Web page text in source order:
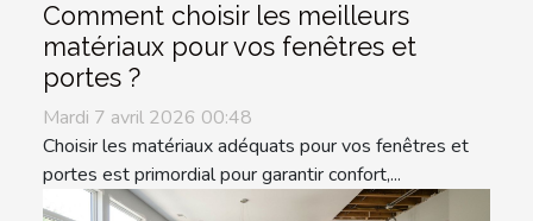
Comment choisir les meilleurs
matériaux pour vos fenêtres et
portes ?
Mardi 7 avril 2026 00:48
Choisir les matériaux adéquats pour vos fenêtres et
portes est primordial pour garantir confort,...